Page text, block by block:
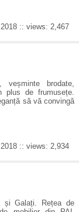
:: views: 2,467
veșminte brodate,
de frumusețe.
să vă convingă
:: views: 2,934
și Galați. Rețea de